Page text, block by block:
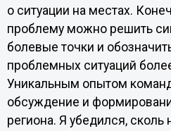
о ситуации на местах.
проблему можно решить
болевые точки и
проблемных ситуаций
Уникальным опытом
обсуждение и
региона. Я убедился,